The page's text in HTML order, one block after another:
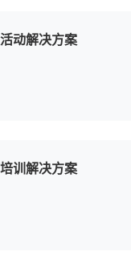
动解决方案
训解决方案